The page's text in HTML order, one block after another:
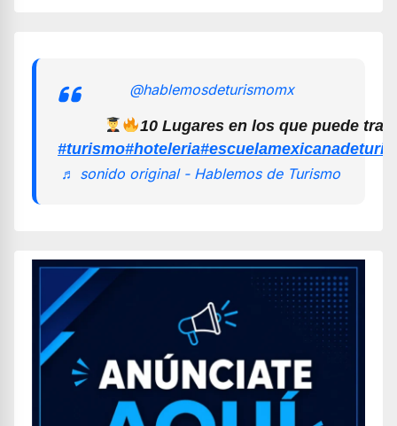
@hablemosdeturismomx
10 Lugares en los que puede
#turismo#hoteleria
♬ sonido original - Hablemos de Turismo